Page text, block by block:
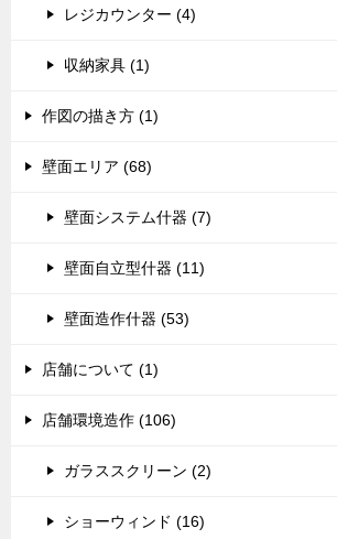
レジカウンター (4)
収納家具 (1)
作図の描き方 (1)
壁面エリア (68)
壁面システム什器 (7)
壁面自立型什器 (11)
壁面造作什器 (53)
店舗について (1)
店舗環境造作 (106)
ガラススクリーン (2)
ショーウィンド (16)